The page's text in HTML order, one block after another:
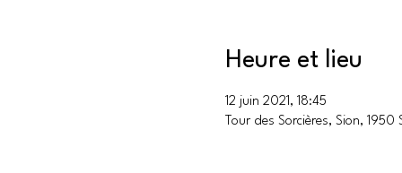
Heure et lieu
12 juin 2021, 18:45
Tour des Sorcières, Sion, 1950